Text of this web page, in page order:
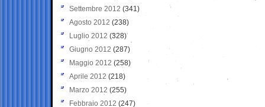
Settembre 2012 (341)
Agosto 2012 (238)
Luglio 2012 (328)
Giugno 2012 (287)
Maggio 2012 (258)
Aprile 2012 (218)
Marzo 2012 (255)
Febbraio 2012 (247)